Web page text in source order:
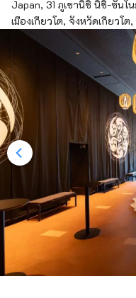
Japan, 31 ภูเขานิชิ นิชิ-ซันโ
เมืองเกียวโต, จังหวัดเกียวโ